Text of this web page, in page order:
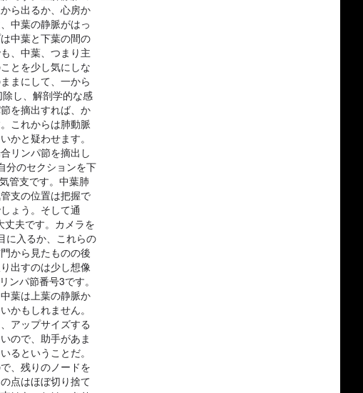
ら出るか、心房か
中葉の静脈がはっ
中葉と下葉の間の
、中葉、つまり主
とを少し気にしな
まにして、一から
し、解剖学的な感
を摘出すれば、か
これからは肺動脈
かと疑わせます。
リンパ節を摘出し
分のセクションを下
管支です。中葉肺
支の位置は把握で
ょう。そして通
夫です。カメラを
に入るか、これらの
から見たものの後
出すのは少し想像
パ節番号3です。
葉は上葉の静脈か
かもしれません。
アップサイズする
ので、助手があま
るということだ。
、残りのノードを
点はほぼ切り捨て